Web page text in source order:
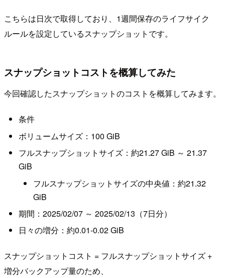
こちらは日次で取得しており、1週間保存のライフサイク
ルールを設定しているスナップショットです。
スナップショットコストを概算してみた
今回確認したスナップショットのコストを概算してみます。
条件
ボリュームサイズ：100 GiB
フルスナップショットサイズ：約21.27 GiB ～ 21.37
GiB
フルスナップショットサイズの中央値：約21.32
GiB
期間：2025/02/07 ～ 2025/02/13（7日分）
日々の増分：約0.01-0.02 GiB
スナップショットコスト = フルスナップショットサイズ +
増分バックアップ量のため、